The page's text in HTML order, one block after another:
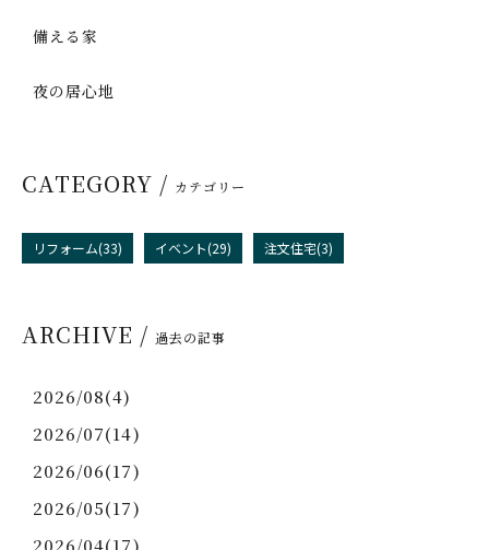
備える家
夜の居心地
CATEGORY / カテゴリー
リフォーム(33) イベント(29) 注文住宅(3)
ARCHIVE / 過去の記事
2026/08(4)
2026/07(14)
2026/06(17)
2026/05(17)
2026/04(17)